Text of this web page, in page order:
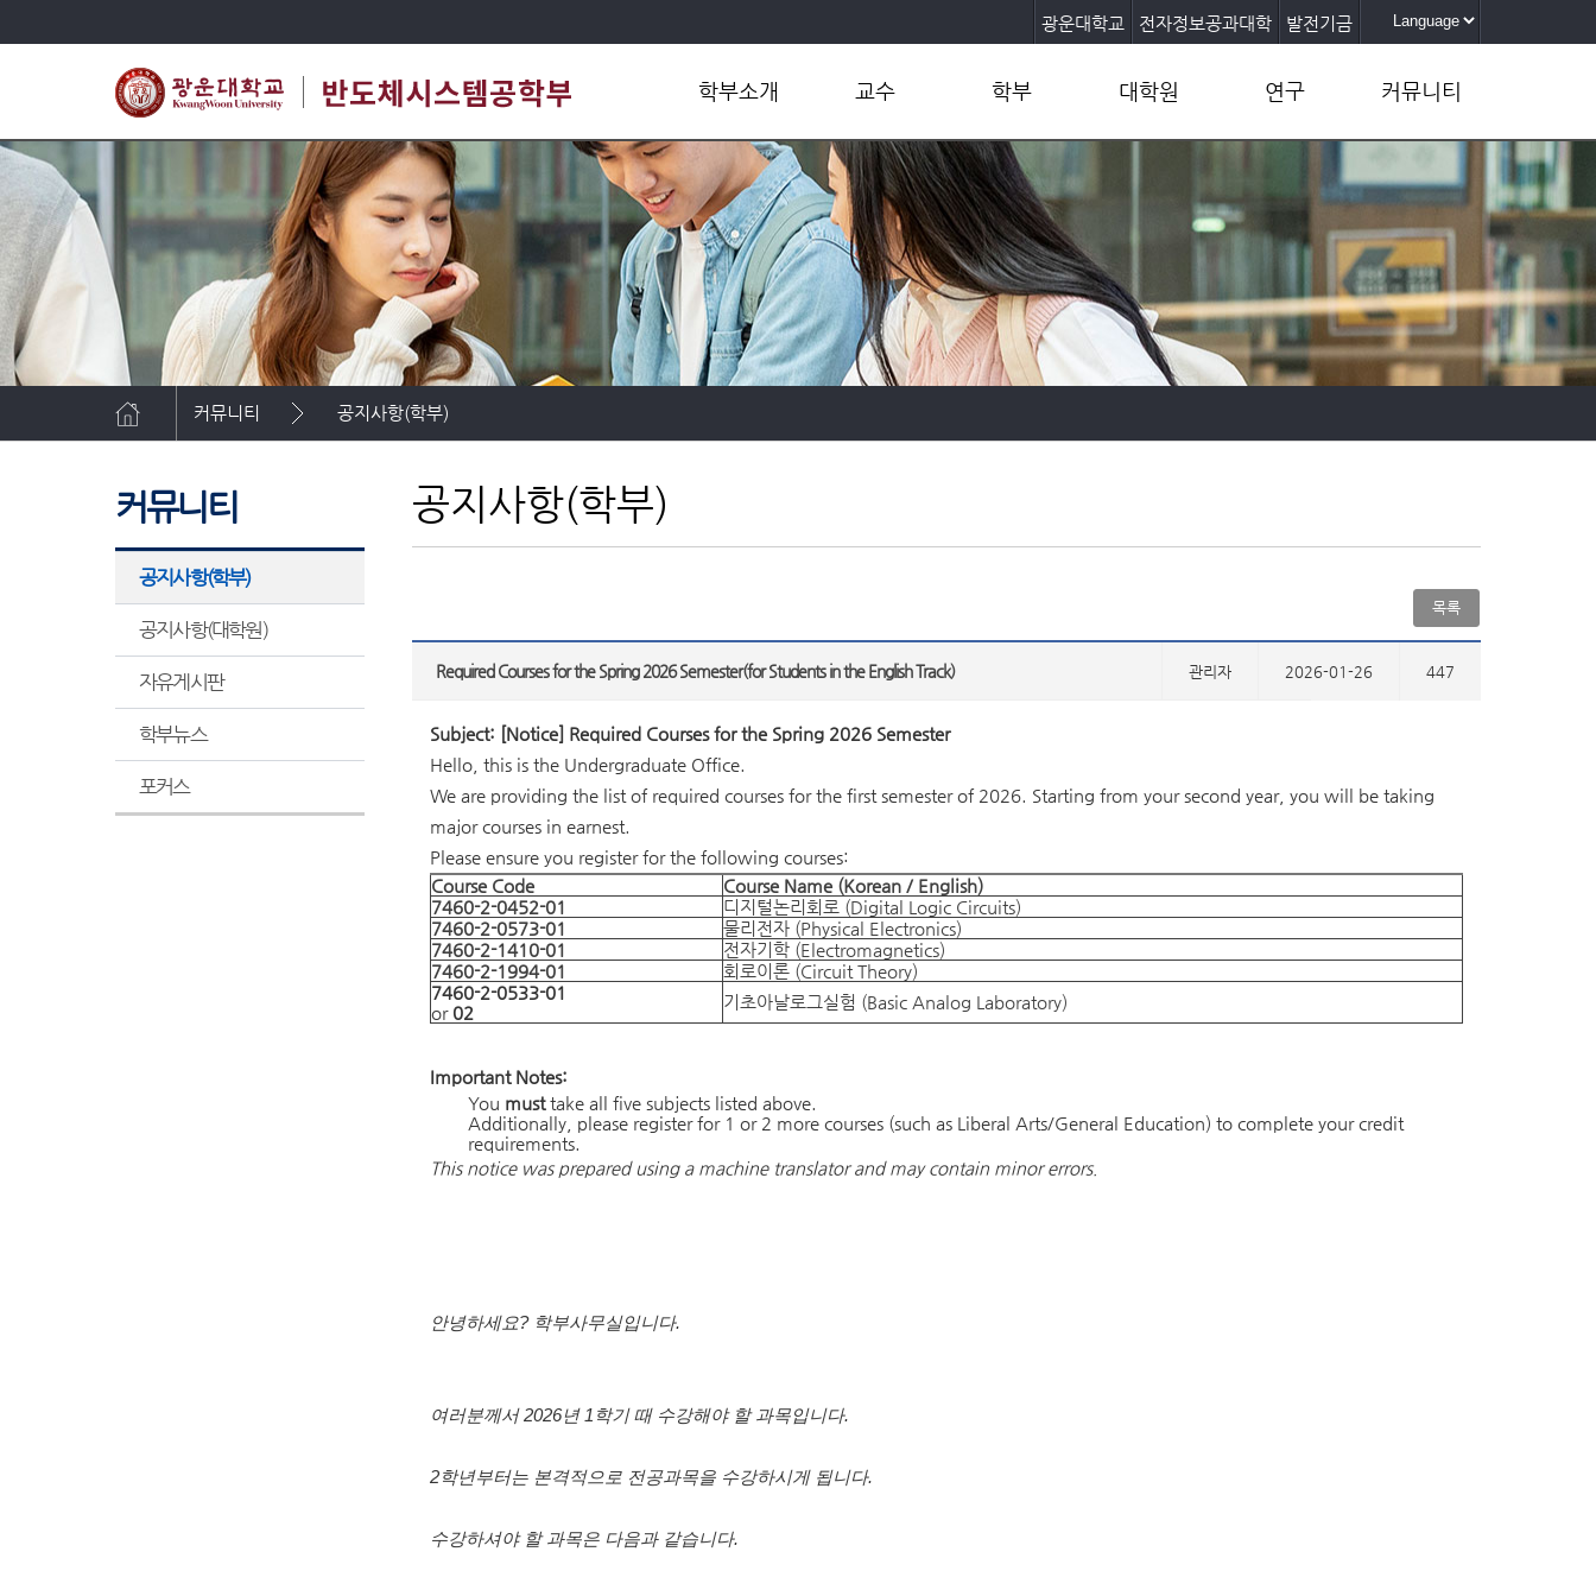
광운대학교 전자정보공과대학 발전기금
학부소개
학부개요
학부장인사말
교육목표 및 비젼
오시는길
교수
교수진
연구실
학부
교과과정
교과목소개
교과목 이수규정
공학인증
장학제도
대학원
반도체융합공학과
연구
반도체전공트랙
연구센터
커뮤니티
공지사항(대학원)
자유게시판
학부뉴스
포커스
커뮤니티 공지사항(학부)
커뮤니티
공지사항(학부)
공지사항(대학원)
자유게시판
학부뉴스
포커스
공지사항(학부)
목록
Required Courses for the Spring 2026 Semester(for Students in the English Track) 관리자 2026-01-26 447
Subject: [Notice] Required Courses for the Spring 2026 Semester
Hello, this is the Undergraduate Office.
We are providing the list of required courses for the first semester of 2026. Starting from your second year, you will be taking
major courses in earnest.
Please ensure you register for the following courses:
Course Code
Course Name (Korean / English)
7460-2-0452-01
디지털논리회로 (Digital Logic Circuits)
7460-2-0573-01
물리전자 (Physical Electronics)
7460-2-1410-01
전자기학 (Electromagnetics)
7460-2-1994-01
회로이론 (Circuit Theory)
7460-2-0533-01
or 02
기초아날로그실험 (Basic Analog Laboratory)
Important Notes:
You musttake all five subjects listed above.
Additionally, please register for 1 or 2 more courses (such as Liberal Arts/General Education) to complete your credit
requirements.
This notice was prepared using a machine translator and may contain minor errors.
안녕하세요? 학부사무실입니다.
여러분께서 2026년 1학기 때 수강해야 할 과목입니다.
2학년부터는 본격적으로 전공과목을 수강하시게 됩니다.
수강하셔야 할 과목은 다음과 같습니다.